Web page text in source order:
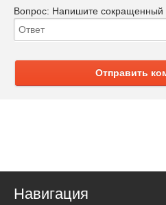
Вопрос: Напишите сокращенный
Отправить
Навигация